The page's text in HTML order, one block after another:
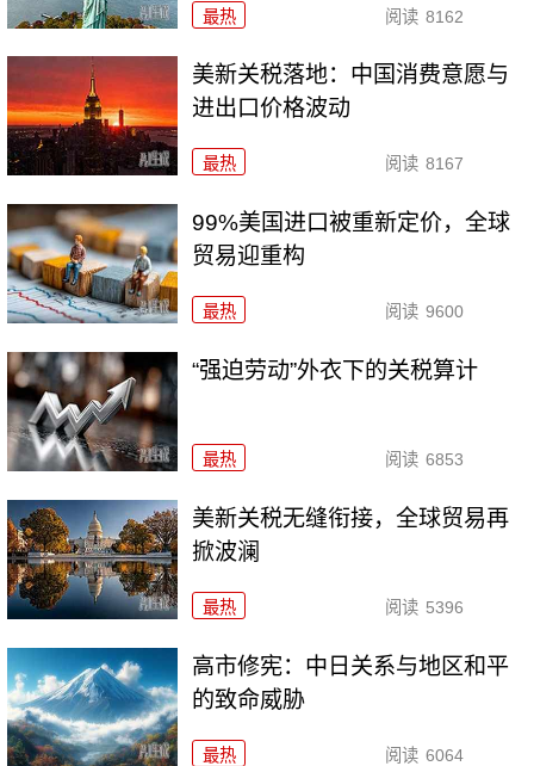
最热 阅读 8162
美新关税落地：中国消费意愿与
进出口价格波动
最热 阅读 8167
99%美国进口被重新定价，全球
贸易迎重构
最热 阅读 9600
“强迫劳动”外衣下的关税算计
最热 阅读 6853
美新关税无缝衔接，全球贸易再
掀波澜
最热 阅读 5396
高市修宪：中日关系与地区和平
的致命威胁
最热 阅读 6064